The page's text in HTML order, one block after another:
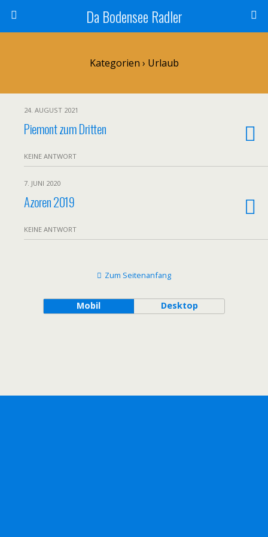
Da Bodensee Radler
Kategorien › Urlaub
24. AUGUST 2021
Piemont zum Dritten
KEINE ANTWORT
7. JUNI 2020
Azoren 2019
KEINE ANTWORT
Zum Seitenanfang
Mobil Desktop